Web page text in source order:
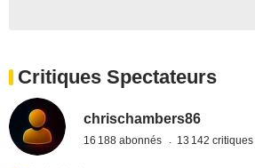
Critiques Spectateurs
chrischambers86
16 188 abonnés 13 142 critiques